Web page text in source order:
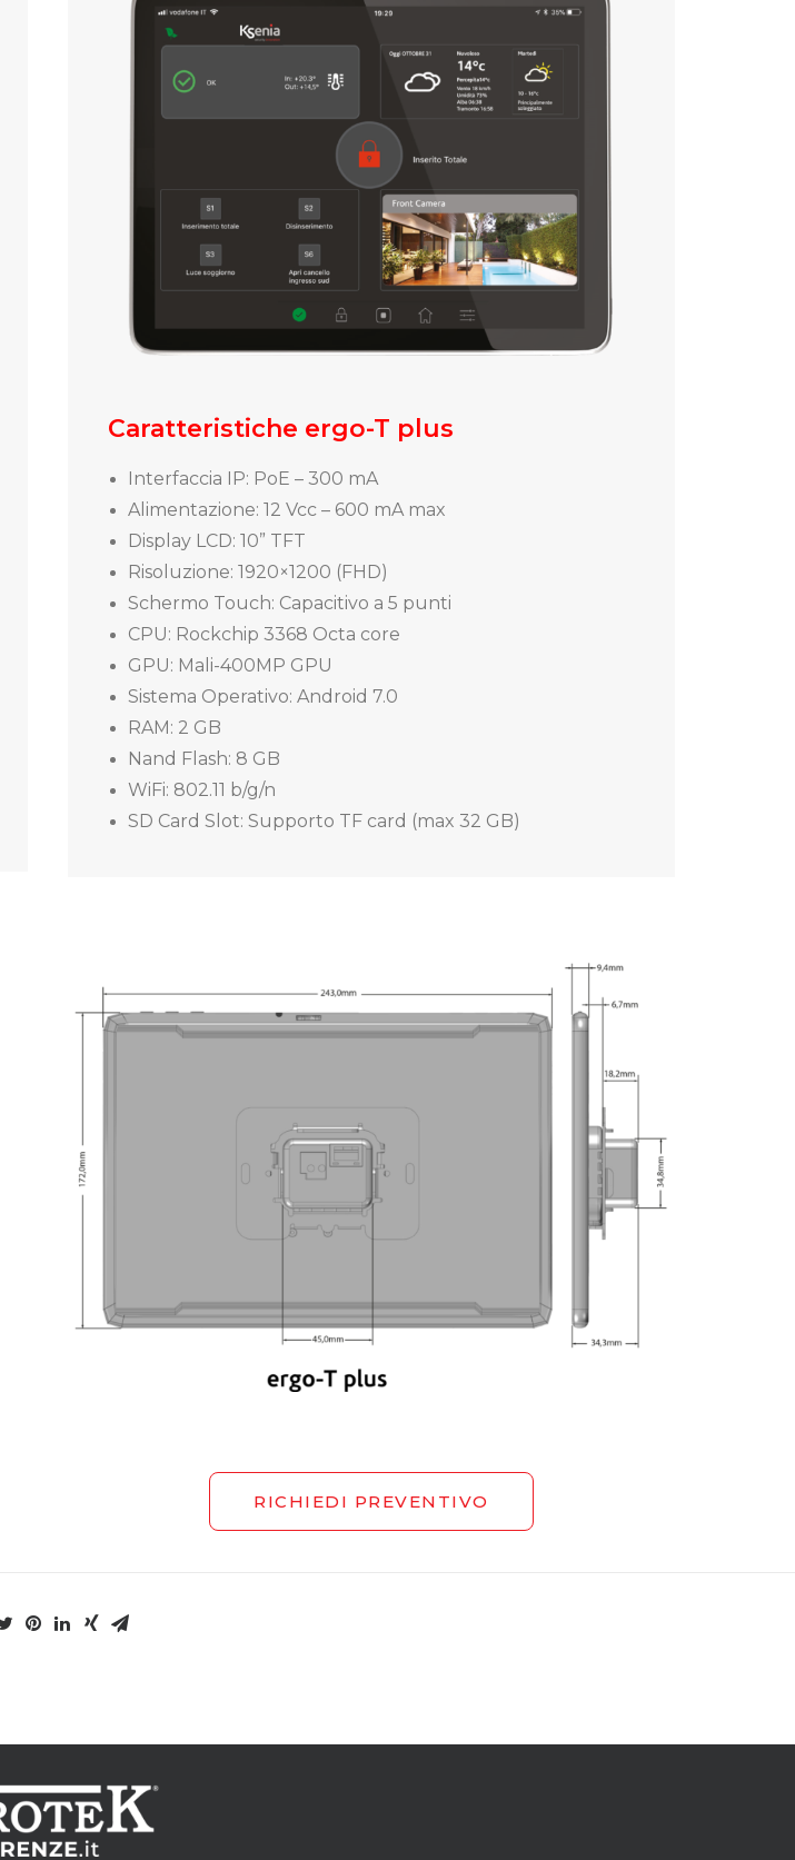
Caratteristiche ergo-T plus
Interfaccia IP: PoE – 300 mA
Alimentazione: 12 Vcc – 600 mA max
Display LCD: 10” TFT
Risoluzione: 1920×1200 (FHD)
Schermo Touch: Capacitivo a 5 punti
CPU: Rockchip 3368 Octa core
GPU: Mali-400MP GPU
Sistema Operativo: Android 7.0
RAM: 2 GB
Nand Flash: 8 GB
WiFi: 802.11 b/g/n
SD Card Slot: Supporto TF card (max 32 GB)
RICHIEDI PREVENTIVO